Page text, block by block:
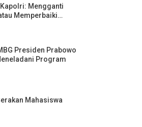
Mengganti
Memperbaiki…
Presiden Prabowo
Program
Mahasiswa